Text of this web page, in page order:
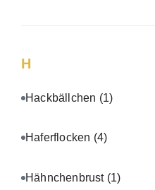
H
Hackbällchen (1)
Haferflocken (4)
Hähnchenbrust (1)